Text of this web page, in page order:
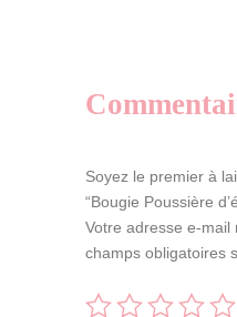
Soyez le premier à
“Bougie Poussière
Votre adresse e-mail
champs obligatoires